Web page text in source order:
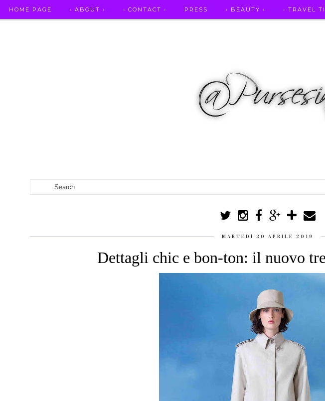
HOME PAGE • ABOUT • • CONTACT • PRESS • BEAUTY • • TRAVEL
MARTEDÌ 30 APRILE 2019
Dettagli chic e bon-ton: il nuovo